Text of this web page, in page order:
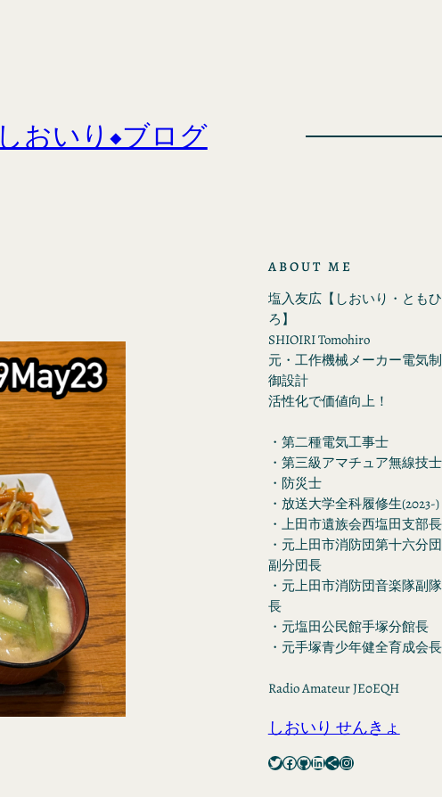
しおいり◆ブログ
ABOUT ME
塩入友広【しおいり・ともひ
ろ】
SHIOIRI Tomohiro
元・工作機械メーカー電気制
御設計
活性化で価値向上！
・第二種電気工事士
・第三級アマチュア無線技士
・防災士
・放送大学全科履修生(2023-)
・上田市遺族会西塩田支部長
・元上田市消防団第十六分団
副分団長
・元上田市消防団音楽隊副隊
長
・元塩田公民館手塚分館長
・元手塚青少年健全育成会長
Radio Amateur JE0EQH
しおいり せんきょ
Twitter Facebook GitHub LinkedIn Share Icon Instagram